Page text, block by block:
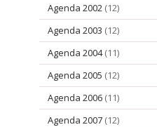
Agenda 2002 (12)
Agenda 2003 (12)
Agenda 2004(11)
Agenda 2005 (12)
Agenda 2006 (11)
Agenda 2007 (12)